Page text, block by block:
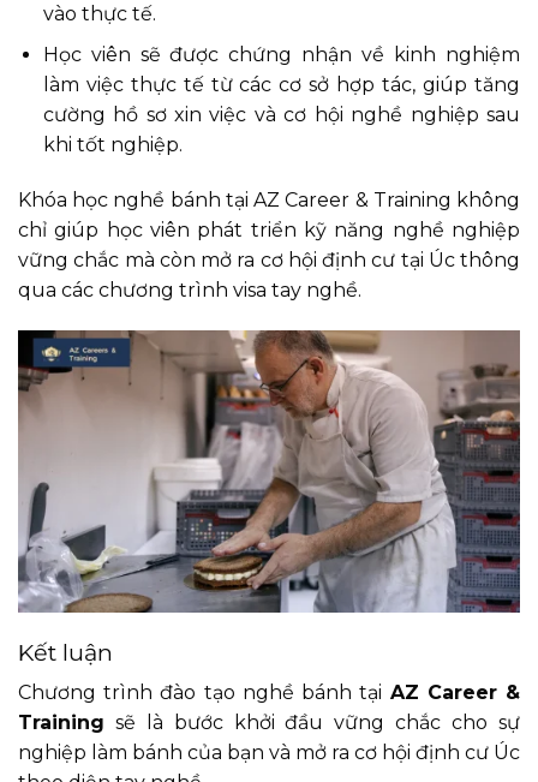
vào thực tế.
Học viên sẽ được chứng nhận về kinh nghiệm
làm việc thực tế từ các cơ sở hợp tác, giúp tăng
cường hồ sơ xin việc và cơ hội nghề nghiệp sau
khi tốt nghiệp.
Khóa học nghề bánh tại AZ Career & Training không
chỉ giúp học viên phát triển kỹ năng nghề nghiệp
vững chắc mà còn mở ra cơ hội định cư tại Úc thông
qua các chương trình visa tay nghề.
Kết luận
Chương trình đào tạo nghề bánh tại AZ Career &
Training sẽ là bước khởi đầu vững chắc cho sự
nghiệp làm bánh của bạn và mở ra cơ hội định cư Úc